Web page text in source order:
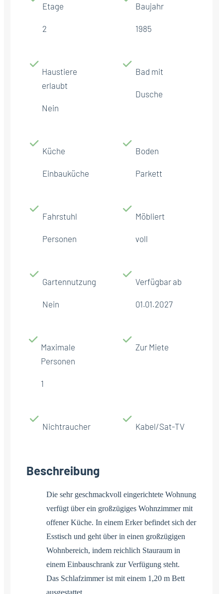
Etage
2
Baujahr
1985
Haustiere
erlaubt
Nein
Bad mit
Dusche
Küche
Einbauküche
Boden
Parkett
Fahrstuhl
Personen
Möbliert
voll
Gartennutzung
Nein
Verfügbar ab
01.01.2027
Maximale
Personen
1
Zur Miete
Nichtraucher Kabel/Sat-TV
Beschreibung
Die sehr geschmackvoll eingerichtete Wohnung
verfügt über ein großzügiges Wohnzimmer mit
offener Küche. In einem Erker befindet sich der
Esstisch und geht über in einen großzügigen
Wohnbereich, indem reichlich Stauraum in
einem Einbauschrank zur Verfügung steht.
Das Schlafzimmer ist mit einem 1,20 m Bett
ausgestattet.